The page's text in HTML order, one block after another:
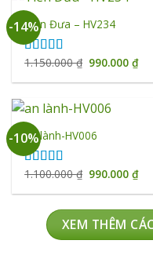
-14%Tiễn Đưa – HV234
Được xếp
1.150.000₫ Giá
là:
990.000₫Giá
tại
-10%an lành-HV006
Được xếp
1.100.000₫ Giá
gốc
là:
990.000₫Giá
tại
XEM THÊM